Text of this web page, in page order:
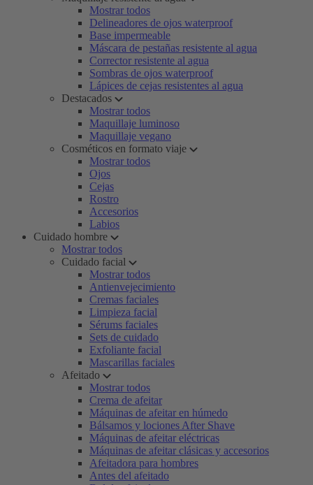
Mostrar todos
Delineadores de ojos waterproof
Base impermeable
Máscara de pestañas resistente al agua
Corrector resistente al agua
Sombras de ojos waterproof
Lápices de cejas resistentes al agua
Destacados
Mostrar todos
Maquillaje luminoso
Maquillaje vegano
Cosméticos en formato viaje
Mostrar todos
Ojos
Cejas
Rostro
Accesorios
Labios
Cuidado hombre
Mostrar todos
Cuidado facial
Mostrar todos
Antienvejecimiento
Cremas faciales
Limpieza facial
Sérums faciales
Sets de cuidado
Exfoliante facial
Mascarillas faciales
Afeitado
Mostrar todos
Crema de afeitar
Máquinas de afeitar en húmedo
Bálsamos y lociones After Shave
Máquinas de afeitar eléctricas
Máquinas de afeitar clásicas y accesorios
Afeitadora para hombres
Antes del afeitado